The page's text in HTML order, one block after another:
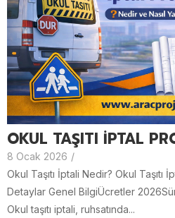
OKUL TAŞITI İPTAL
8 Ocak 2026 /
Okul Taşıtı İptali Nedir? Okul Taşıtı
Detaylar Genel BilgiÜcretler
Okul taşıtı iptali, ruhsatında...